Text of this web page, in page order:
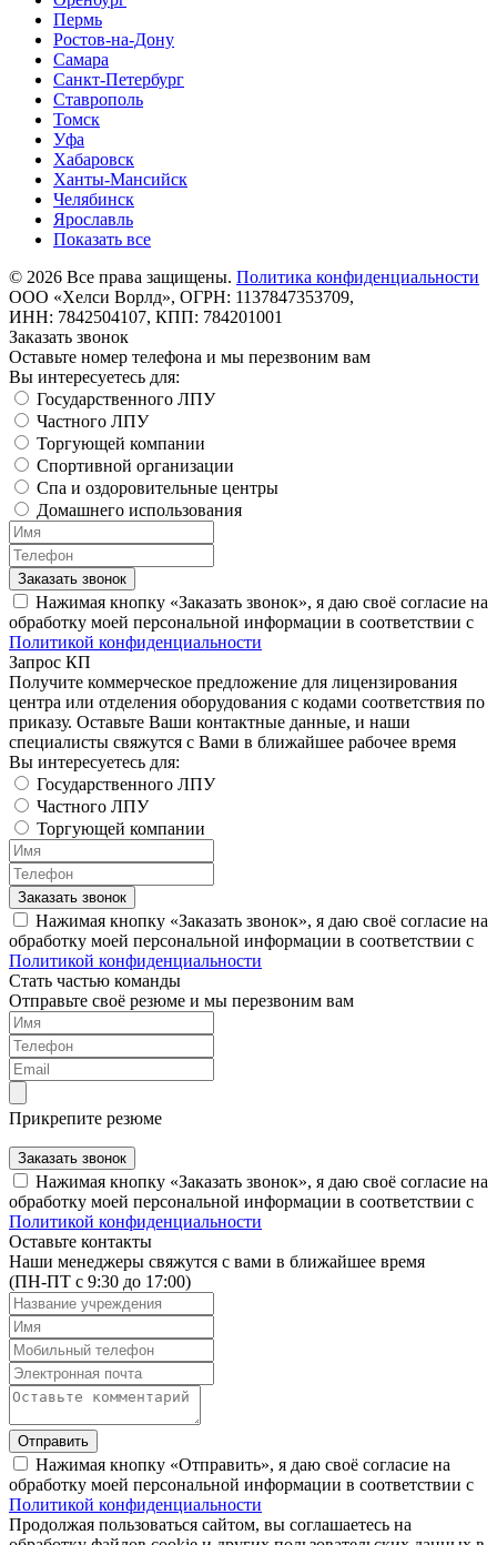
Пермь
Ростов-на-Дону
Самара
Санкт-Петербург
Ставрополь
Томск
Уфа
Хабаровск
Ханты-Мансийск
Челябинск
Ярославль
Показать все
© 2026 Все права защищены. Политика конфиденциальности
ООО «Хелси Ворлд», ОГРН: 1137847353709,
ИНН: 7842504107, КПП: 784201001
Заказать звонок
Оставьте номер телефона и мы перезвоним вам
Вы интересуетесь для:
Государственного ЛПУ
Частного ЛПУ
Торгующей компании
Спортивной организации
Спа и оздоровительные центры
Домашнего использования
Заказать звонок
Нажимая кнопку «Заказать звонок», я даю своё согласие на
обработку моей персональной информации в соответствии с
Политикой конфиденциальности
Запрос КП
Получите коммерческое предложение для лицензирования
центра или отделения оборудования с кодами соответствия по
приказу. Оставьте Ваши контактные данные, и наши
специалисты свяжутся с Вами в ближайшее рабочее время
Вы интересуетесь для:
Государственного ЛПУ
Частного ЛПУ
Торгующей компании
Заказать звонок
Нажимая кнопку «Заказать звонок», я даю своё согласие на
обработку моей персональной информации в соответствии с
Политикой конфиденциальности
Стать частью команды
Отправьте своё резюме и мы перезвоним вам
Прикрепите резюме
Заказать звонок
Нажимая кнопку «Заказать звонок», я даю своё согласие на
обработку моей персональной информации в соответствии с
Политикой конфиденциальности
Оставьте контакты
Наши менеджеры свяжутся с вами в ближайшее время
(ПН-ПТ с 9:30 до 17:00)
Отправить
Нажимая кнопку «Отправить», я даю своё согласие на
обработку моей персональной информации в соответствии с
Политикой конфиденциальности
Продолжая пользоваться сайтом, вы соглашаетесь на